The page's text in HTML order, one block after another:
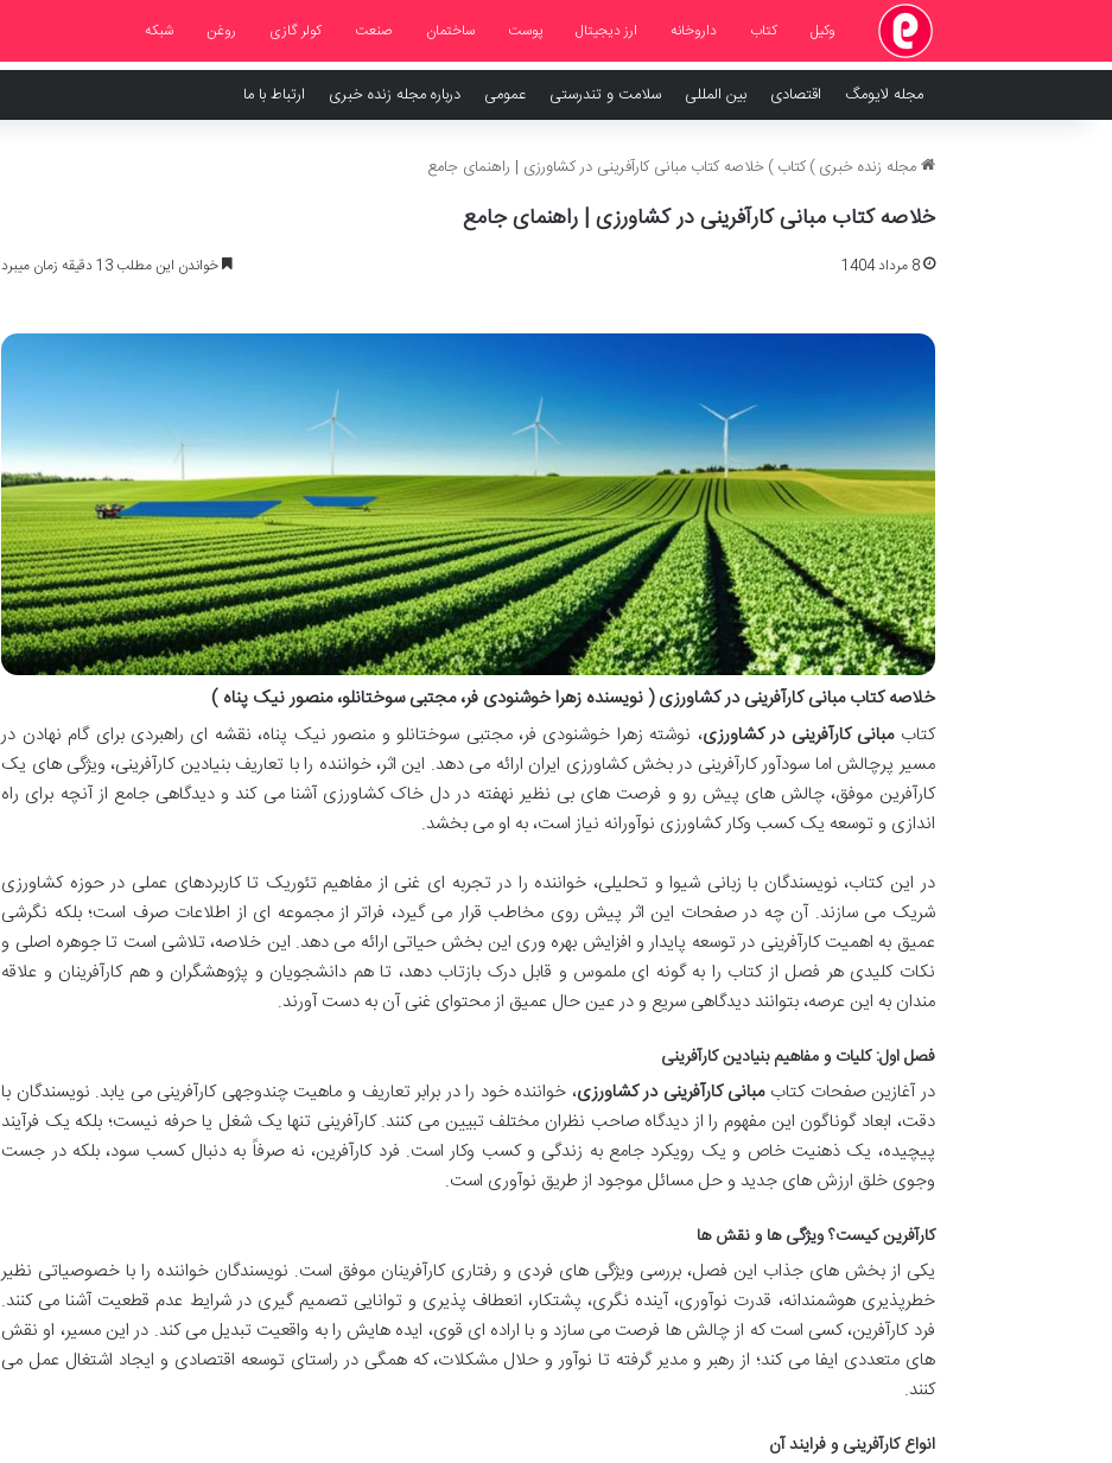
وکیل کتاب داروخانه ارز دیجیتال پوست ساختمان صنعت کولر گازی روغن شبکه
مجله لایومگ اقتصادی بین المللی سلامت و تندرستی عمومی درباره مجله زنده خبری ارتباط با ما
مجله زنده خبری ) کتاب ) خلاصه کتاب مبانی کارآفرینی در کشاورزی | راهنمای جامع
خلاصه کتاب مبانی کارآفرینی در کشاورزی | راهنمای جامع
8 مرداد 1404 خواندن این مطلب 13 دقیقه زمان میبرد
خلاصه کتاب مبانی کارآفرینی در کشاورزی ( نویسنده زهرا خوشنودی فر، مجتبی سوختانلو، منصور نیک پناه )
کتابمبانی کارآفرینی در کشاورزی، نوشته زهرا خوشنودی فر، مجتبی سوختانلو و منصور نیک پناه، نقشه ای راهبردی برای گام نهادن در
مسیر پرچالش اما سودآور کارآفرینی در بخش کشاورزی ایران ارائه می دهد. این اثر، خواننده را با تعاریف بنیادین کارآفرینی، ویژگی های یک
کارآفرین موفق، چالش های پیش رو و فرصت های بی نظیر نهفته در دل خاک کشاورزی آشنا می کند و دیدگاهی جامع از آنچه برای راه
اندازی و توسعه یک کسب وکار کشاورزی نوآورانه نیاز است، به او می بخشد.
در این کتاب، نویسندگان با زبانی شیوا و تحلیلی، خواننده را در تجربه ای غنی از مفاهیم تئوریک تا کاربردهای عملی در حوزه کشاورزی
شریک می سازند. آن چه در صفحات این اثر پیش روی مخاطب قرار می گیرد، فراتر از مجموعه ای از اطلاعات صرف است؛ بلکه نگرشی
عمیق به اهمیت کارآفرینی در توسعه پایدار و افزایش بهره وری این بخش حیاتی ارائه می دهد. این خلاصه، تلاشی است تا جوهره اصلی و
نکات کلیدی هر فصل از کتاب را به گونه ای ملموس و قابل درک بازتاب دهد، تا هم دانشجویان و پژوهشگران و هم کارآفرینان و علاقه
مندان به این عرصه، بتوانند دیدگاهی سریع و در عین حال عمیق از محتوای غنی آن به دست آورند.
فصل اول: کلیات و مفاهیم بنیادین کارآفرینی
در آغازین صفحات کتابمبانی کارآفرینی در کشاورزی، خواننده خود را در برابر تعاریف و ماهیت چندوجهی کارآفرینی می یابد. نویسندگان با
دقت، ابعاد گوناگون این مفهوم را از دیدگاه صاحب نظران مختلف تبیین می کنند. کارآفرینی تنها یک شغل یا حرفه نیست؛ بلکه یک فرآیند
پیچیده، یک ذهنیت خاص و یک رویکرد جامع به زندگی و کسب وکار است. فرد کارآفرین، نه صرفاً به دنبال کسب سود، بلکه در جست
وجوی خلق ارزش های جدید و حل مسائل موجود از طریق نوآوری است.
کارآفرین کیست؟ ویژگی ها و نقش ها
یکی از بخش های جذاب این فصل، بررسی ویژگی های فردی و رفتاری کارآفرینان موفق است. نویسندگان خواننده را با خصوصیاتی نظیر
خطرپذیری هوشمندانه، قدرت نوآوری، آینده نگری، پشتکار، انعطاف پذیری و توانایی تصمیم گیری در شرایط عدم قطعیت آشنا می کنند.
فرد کارآفرین، کسی است که از چالش ها فرصت می سازد و با اراده ای قوی، ایده هایش را به واقعیت تبدیل می کند. در این مسیر، او نقش
های متعددی ایفا می کند؛ از رهبر و مدیر گرفته تا نوآور و حلال مشکلات، که همگی در راستای توسعه اقتصادی و ایجاد اشتغال عمل می
کنند.
انواع کارآفرینی و فرایند آن